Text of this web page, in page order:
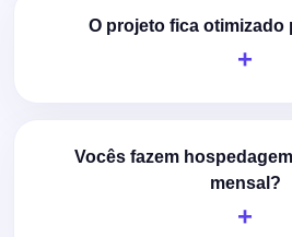
O projeto fica otimizado
Vocês fazem
mensal?